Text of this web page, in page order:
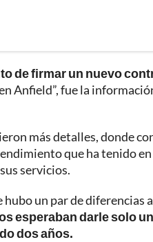
de firmar un nuevo
Anfield”, fue la
más detalles, donde
que ha tenido
servicios.
un par de diferencias
esperaban darle solo
dos años.